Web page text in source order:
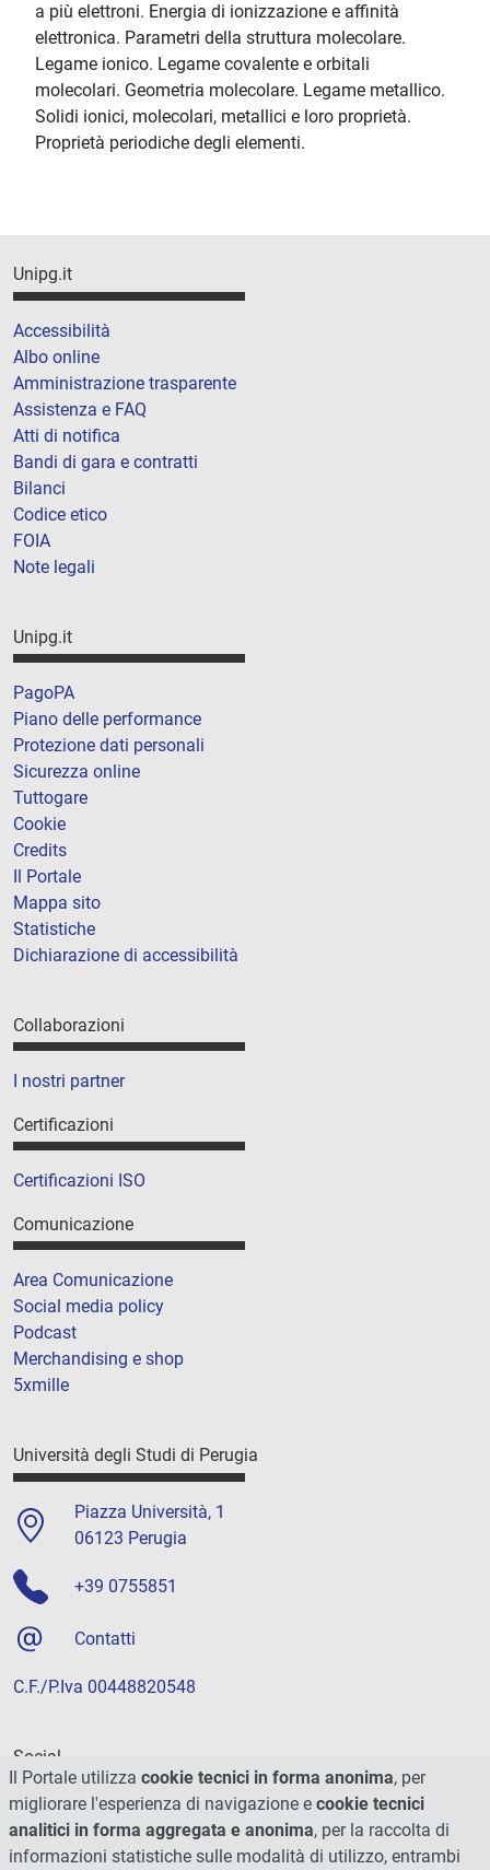
a più elettroni. Energia di ionizzazione e affinità
elettronica. Parametri della struttura molecolare.
Legame ionico. Legame covalente e orbitali
molecolari. Geometria molecolare. Legame metallico.
Solidi ionici, molecolari, metallici e loro proprietà.
Proprietà periodiche degli elementi.
Unipg.it
Accessibilità
Albo online
Amministrazione trasparente
Assistenza e FAQ
Atti di notifica
Bandi di gara e contratti
Bilanci
Codice etico
FOIA
Note legali
Unipg.it
PagoPA
Piano delle performance
Protezione dati personali
Sicurezza online
Tuttogare
Cookie
Credits
Il Portale
Mappa sito
Statistiche
Dichiarazione di accessibilità
Collaborazioni
I nostri partner
Certificazioni
Certificazioni ISO
Comunicazione
Area Comunicazione
Social media policy
Podcast
Merchandising e shop
5xmille
Università degli Studi di Perugia
Piazza Università, 1
06123 Perugia
+39 0755851
Contatti
C.F./P.Iva 00448820548
Social
Il Portale utilizza cookie tecnici in forma anonima, per
migliorare l'esperienza di navigazione e cookie tecnici
analitici in forma aggregata e anonima, per la raccolta di
informazioni statistiche sulle modalità di utilizzo, entrambi